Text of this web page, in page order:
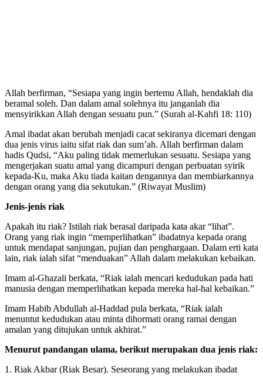
Allah berfirman, “Sesiapa yang ingin bertemu Allah, hendaklah dia
beramal soleh. Dan dalam amal solehnya itu janganlah dia
mensyirikkan Allah dengan sesuatu pun.” (Surah al-Kahfi 18: 110)
Amal ibadat akan berubah menjadi cacat sekiranya dicemari dengan
dua jenis virus iaitu sifat riak dan sum’ah. Allah berfirman dalam
hadis Qudsi, “Aku paling tidak memerlukan sesuatu. Sesiapa yang
mengerjakan suatu amal yang dicampuri dengan perbuatan syirik
kepada-Ku, maka Aku tiada kaitan dengannya dan membiarkannya
dengan orang yang dia sekutukan.” (Riwayat Muslim)
Jenis-jenis riak
Apakah itu riak? Istilah riak berasal daripada kata akar “lihat”.
Orang yang riak ingin “memperlihatkan” ibadatnya kepada orang
untuk mendapat sanjungan, pujian dan penghargaan. Dalam erti kata
lain, riak ialah sifat “menduakan” Allah dalam melakukan kebaikan.
Imam al-Ghazali berkata, “Riak ialah mencari kedudukan pada hati
manusia dengan memperlihatkan kepada mereka hal-hal kebaikan.”
Imam Habib Abdullah al-Haddad pula berkata, “Riak ialah
menuntut kedudukan atau minta dihormati orang ramai dengan
amalan yang ditujukan untuk akhirat.”
Menurut pandangan ulama, berikut merupakan dua jenis riak:
1. Riak Akbar (Riak Besar). Seseorang yang melakukan ibadat